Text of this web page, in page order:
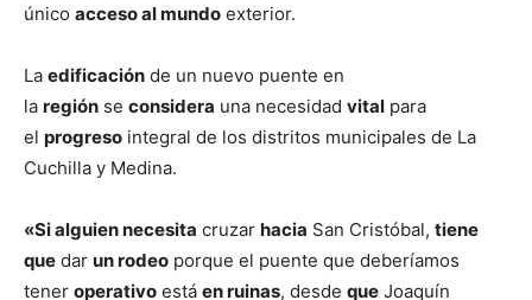
único acceso al mundo exterior.
La edificación de un nuevo puente en
la región se considera una necesidad vital para
el progreso integral de los distritos municipales de La
Cuchilla y Medina.
«Si alguien necesita cruzar hacia San Cristóbal, tiene
que dar un rodeo porque el puente que deberíamos
tener operativo está en ruinas, desde que Joaquín